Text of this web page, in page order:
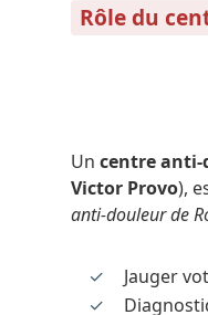
Rôle du
Un centre
Victor Provo),
anti-douleur de
Jauger